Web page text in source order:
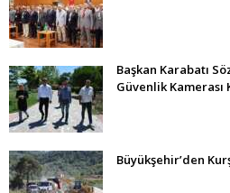
Başkan Karabatı
Güvenlik
Büyükşehir’den